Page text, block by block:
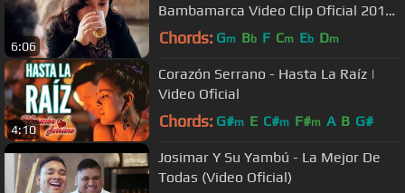
6:06
Bambamarca Video Clip Oficial 2016
HD
Chords: Gm Bb F Cm Eb Dm
4:10
Corazón Serrano - Hasta La Raíz |
Video Oficial
Chords: G#m E C#m F#m A B G#
Josimar Y Su Yambú - La Mejor De
Todas (Video Oficial)